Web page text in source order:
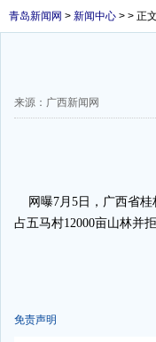
青岛新闻网 > 新闻中心 > > 正文
来源：广西新闻网
网曝7月5日，广西省桂
占五马村12000亩山林并
免责声明